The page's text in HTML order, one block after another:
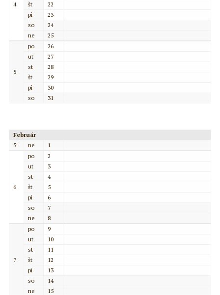
4
št
22
pi
23
so
24
ne
25
5
po
26
ut
27
st
28
št
29
pi
30
so
31
Február
5
ne 1
6
po
2
ut
3
st
4
št
5
pi
6
so
7
ne
8
7
po
9
ut
10
st
11
št
12
pi
13
so
14
ne
15